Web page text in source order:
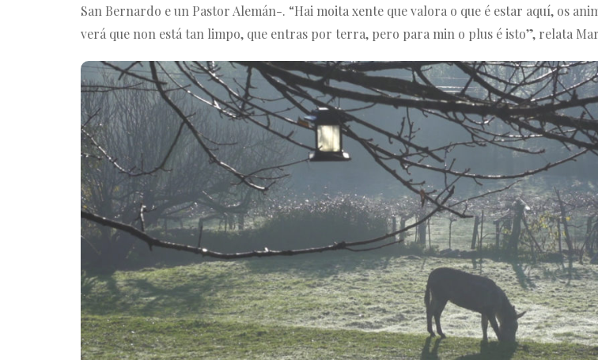
San Bernardo e un Pastor Alemán-. “Hai moita xente que valora o que é estar aquí, os
verá que non está tan limpo, que entras por terra, pero para min o plus é isto”, relata